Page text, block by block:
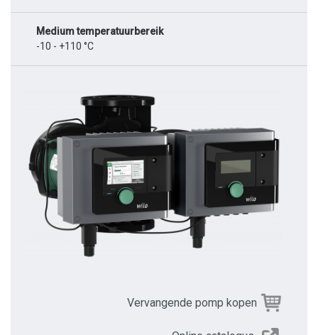
Medium temperatuurbereik
-10 - +110 °C
Vervangende pomp kopen